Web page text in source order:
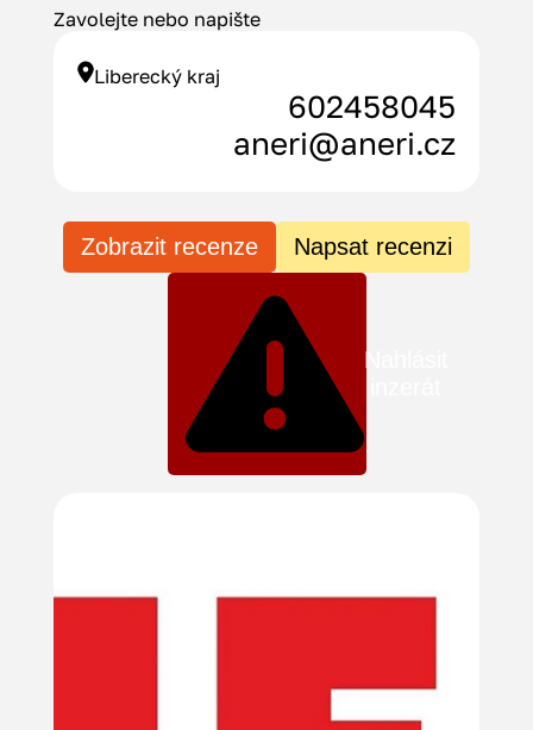
Zavolejte nebo napište
Liberecký kraj
602458045
aneri@aneri.cz
Zobrazit recenze Napsat recenzi
Nahlásit